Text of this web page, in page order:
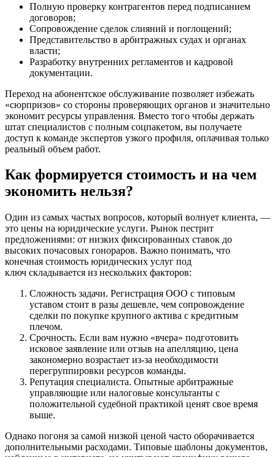
Полную проверку контрагентов перед подписанием
договоров;
Сопровождение сделок слияний и поглощений;
Представительство в арбитражных судах и органах
власти;
Разработку внутренних регламентов и кадровой
документации.
Переход на абонентское обслуживание позволяет избежать
«сюрпризов» со стороны проверяющих органов и значительно
экономит ресурсы управления. Вместо того чтобы держать
штат специалистов с полным соцпакетом, вы получаете
доступ к команде экспертов узкого профиля, оплачивая только
реальный объем работ.
Как формируется стоимость и на чем
экономить нельзя?
Один из самых частых вопросов, который волнует клиента, —
это цены на юридические услуги. Рынок пестрит
предложениями: от низких фиксированных ставок до
высоких почасовых гонораров. Важно понимать, что
конечная стоимость юридических услуг под
ключ складывается из нескольких факторов:
Сложность задачи. Регистрация ООО с типовым
уставом стоит в разы дешевле, чем сопровождение
сделки по покупке крупного актива с кредитным
плечом.
Срочность. Если вам нужно «вчера» подготовить
исковое заявление или отзыв на апелляцию, цена
закономерно возрастает из-за необходимости
перегруппировки ресурсов команды.
Репутация специалиста. Опытные арбитражные
управляющие или налоговые консультанты с
положительной судебной практикой ценят свое время
выше.
Однако погоня за самой низкой ценой часто оборачивается
дополнительными расходами. Типовые шаблоны документов,